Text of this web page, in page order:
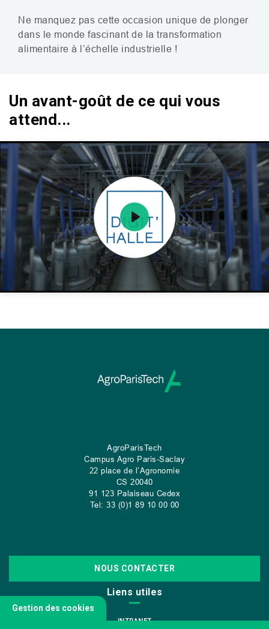
Ne manquez pas cette occasion unique de plonger
dans le monde fascinant de la transformation
alimentaire à l’échelle industrielle !
Un avant-goût de ce qui vous
attend...
Mute
Play
AgroParisTech
Campus Agro Paris-Saclay
22 place de l’Agronomie
CS 20040
91 123 Palaiseau Cedex
Tel: 33 (0)1 89 10 00 00
NOUS CONTACTER
Liens utiles
INTRANET
Gestion des cookies